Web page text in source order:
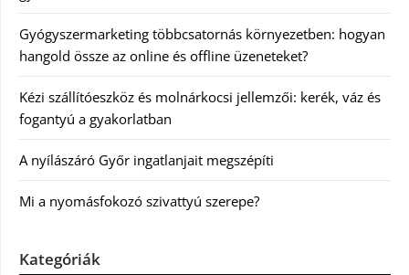
Gyógyszermarketing többcsatornás környezetben: hogyan
hangold össze az online és offline üzeneteket?
Kézi szállítóeszköz és molnárkocsi jellemzői: kerék, váz és
fogantyú a gyakorlatban
A nyílászáró Győr ingatlanjait megszépíti
Mi a nyomásfokozó szivattyú szerepe?
Kategóriák